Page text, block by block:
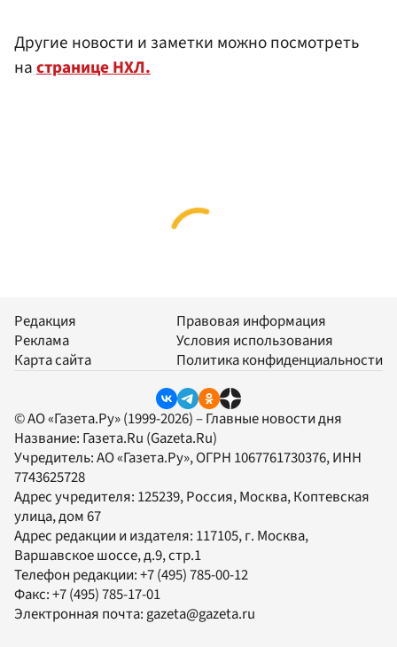
Другие новости и заметки можно посмотреть
настранице НХЛ.
Редакция
Реклама
Карта сайта
Правовая информация
Условия использования
Политика конфиденциальности
© АО «Газета.Ру» (1999-2026) – Главные новости дня
Название: Газета.Ru (Gazeta.Ru)
Учредитель:АО «Газета.Ру», ОГРН 1067761730376, ИНН
7743625728
Адрес учредителя: 125239, Россия, Москва, Коптевская
улица, дом 67
Адрес редакции и издателя: 117105, г. Москва,
Варшавское шоссе, д.9, стр.1
Телефон редакции:+7 (495) 785-00-12
Факс:+7 (495) 785-17-01
Электронная почта:gazeta@gazeta.ru